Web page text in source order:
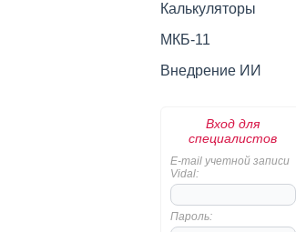
Калькуляторы
МКБ-11
Внедрение ИИ
Вход для
специалистов
E-mail учетной записи
Vidal:
Пароль: